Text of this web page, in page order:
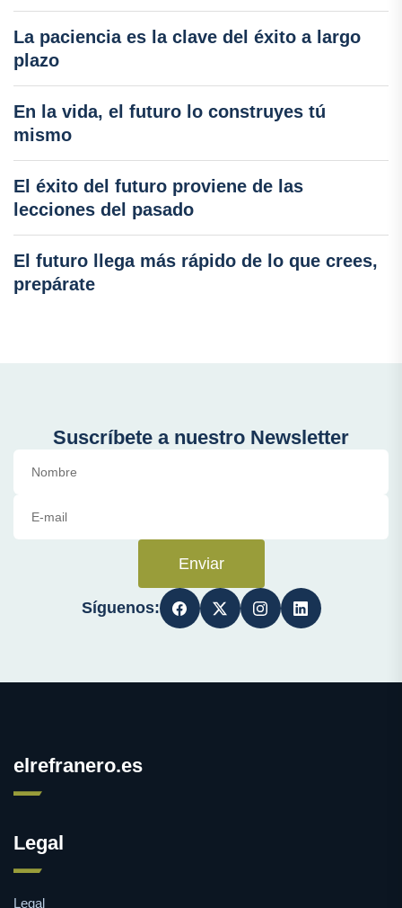
La paciencia es la clave del éxito a largo
plazo
En la vida, el futuro lo construyes tú
mismo
El éxito del futuro proviene de las
lecciones del pasado
El futuro llega más rápido de lo que crees,
prepárate
Suscríbete a nuestro Newsletter
Enviar
Síguenos:
elrefranero.es
Legal
Legal